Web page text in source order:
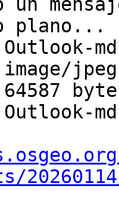
un
plano...
jpeg